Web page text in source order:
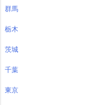
群馬
栃木
茨城
千葉
東京